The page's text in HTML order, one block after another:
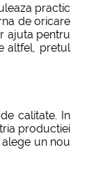
practic
de oricare
ajuta pentru
altfel, pretul
calitate. In
productiei
un nou